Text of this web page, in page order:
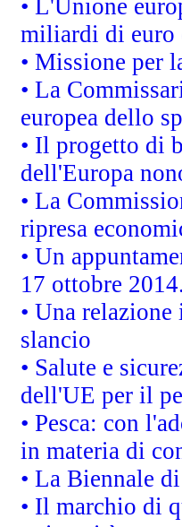
• L'Unione
miliardi di euro
• Missione per
• La
europea dello
• Il progetto di
dell'Europa
• La
ripresa
• Un
17 ottobre
• Una
slancio
• Salute e
dell'UE per il
• Pesca: con
in materia di
• La Biennale
• Il marchio di